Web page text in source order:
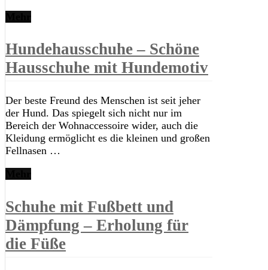
Hundehausschuhe – Schöne
Hausschuhe mit Hundemotiv
Der beste Freund des Menschen ist seit jeher
der Hund. Das spiegelt sich nicht nur im
Bereich der Wohnaccessoire wider, auch die
Kleidung ermöglicht es die kleinen und großen
Fellnasen …
Schuhe mit Fußbett und
Dämpfung – Erholung für
die Füße